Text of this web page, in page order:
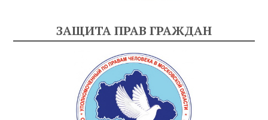
ЗАЩИТА ПРАВ ГРАЖДАН